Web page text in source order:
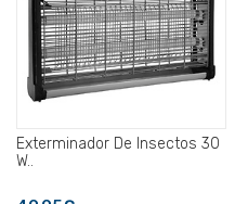
Exterminador De Insectos 30
W..